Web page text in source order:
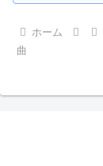
ホーム
曲